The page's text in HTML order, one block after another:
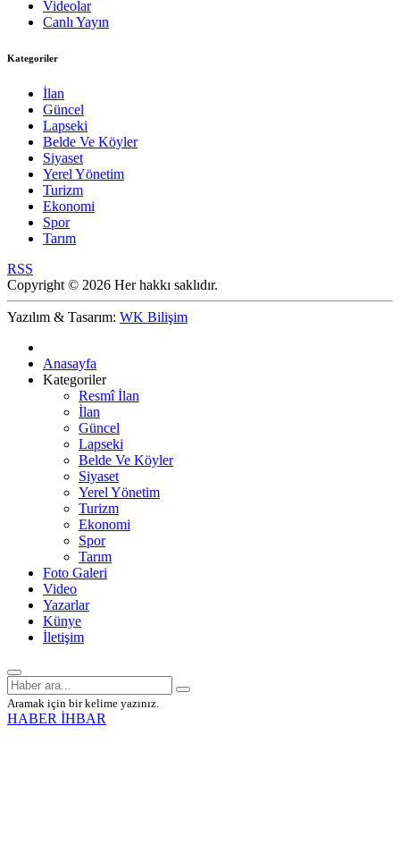
Videolar
Canlı Yayın
Kategoriler
İlan
Güncel
Lapseki
Belde Ve Köyler
Siyaset
Yerel Yönetim
Turizm
Ekonomi
Spor
Tarım
RSS
Copyright © 2026 Her hakkı saklıdır.
Yazılım & Tasarım: WK Bilişim
Anasayfa
Kategoriler
Resmî İlan
İlan
Güncel
Lapseki
Belde Ve Köyler
Siyaset
Yerel Yönetim
Turizm
Ekonomi
Spor
Tarım
Foto Galeri
Video
Yazarlar
Künye
İletişim
Aramak için bir kelime yazınız.
HABER İHBAR